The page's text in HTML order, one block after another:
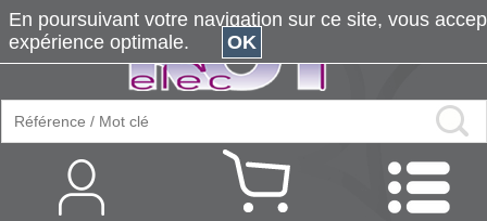
En poursuivant votre navigation sur ce site, vous
expérience optimale.
OK